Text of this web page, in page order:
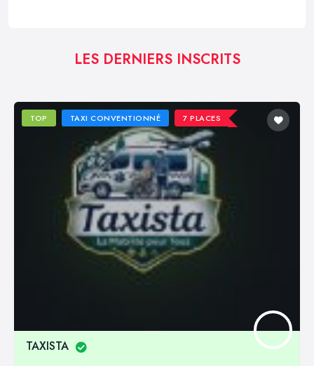
LES DERNIERS INSCRITS
TOP TAXI CONVENTIONNÉ 7 PLACES
TAXISTA